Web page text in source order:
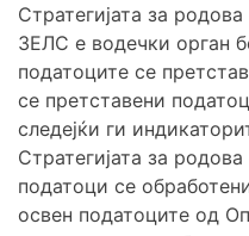
Стратегијата за
ЗЕЛС е водечки орган
податоците се
се претставени
следејќи ги
Стратегијата за
податоци се
освен податоците од